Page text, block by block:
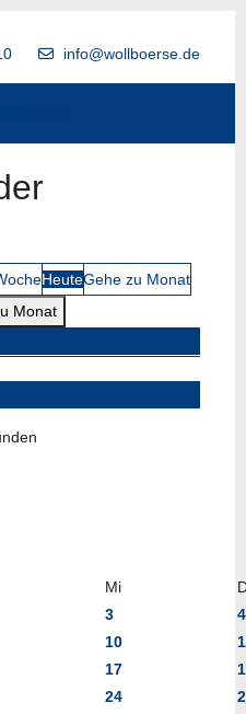
info@wollboerse.de
HeuteGehe zu Monat
Monat
Mi
3
4
10
17
24